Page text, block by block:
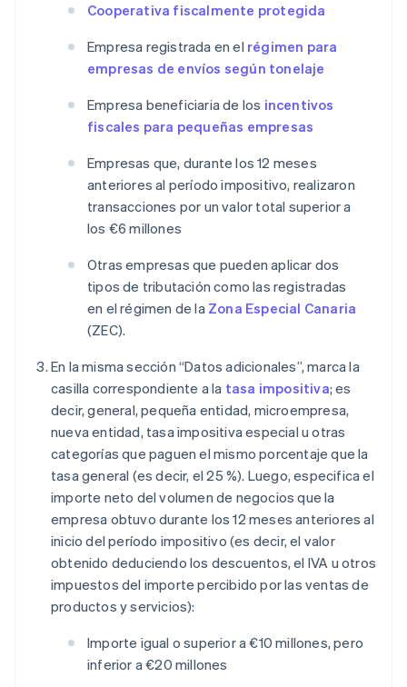
Cooperativa fiscalmente protegida
Empresa registrada en el régimen para
empresas de envíos según tonelaje
Empresa beneficiaria de los incentivos
fiscales para pequeñas empresas
Empresas que, durante los 12 meses
anteriores al período impositivo, realizaron
transacciones por un valor total superior a
los €6 millones
Otras empresas que pueden aplicar dos
tipos de tributación como las registradas
en el régimen de la Zona Especial Canaria
(ZEC).
En la misma sección “Datos adicionales”, marca la
casilla correspondiente a la tasa impositiva; es
decir, general, pequeña entidad, microempresa,
nueva entidad, tasa impositiva especial u otras
categorías que paguen el mismo porcentaje que la
tasa general (es decir, el 25 %). Luego, especifica el
importe neto del volumen de negocios que la
empresa obtuvo durante los 12 meses anteriores al
inicio del período impositivo (es decir, el valor
obtenido deduciendo los descuentos, el IVA u otros
impuestos del importe percibido por las ventas de
productos y servicios):
Importe igual o superior a €10 millones, pero
inferior a €20 millones